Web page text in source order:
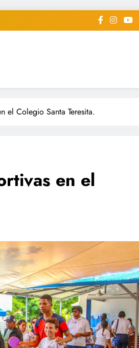
Digital"
el Colegio Santa Teresita.
en el